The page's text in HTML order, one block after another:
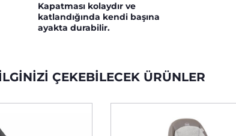
Kapatması kolaydır ve
katlandığında kendi başına
ayakta durabilir.
ÇEKEBILECEK ÜRÜNLER